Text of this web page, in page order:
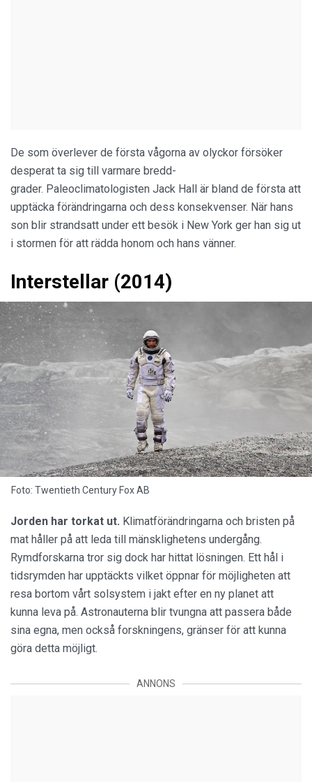
De som överlever de första vågorna av olyckor försöker
desperat ta sig till varmare bredd-
grader. Paleoclimatologisten Jack Hall är bland de första att
upptäcka förändringarna och dess konsekvenser. När hans
son blir strandsatt under ett besök i New York ger han sig ut
i stormen för att rädda honom och hans vänner.
Interstellar (2014)
Foto: Twentieth Century Fox AB
Jorden har torkat ut. Klimatförändringarna och bristen på
mat håller på att leda till mänsklighetens undergång.
Rymdforskarna tror sig dock har hittat lösningen. Ett hål i
tidsrymden har upptäckts vilket öppnar för möjligheten att
resa bortom vårt solsystem i jakt efter en ny planet att
kunna leva på. Astronauterna blir tvungna att passera både
sina egna, men också forskningens, gränser för att kunna
göra detta möjligt.
ANNONS